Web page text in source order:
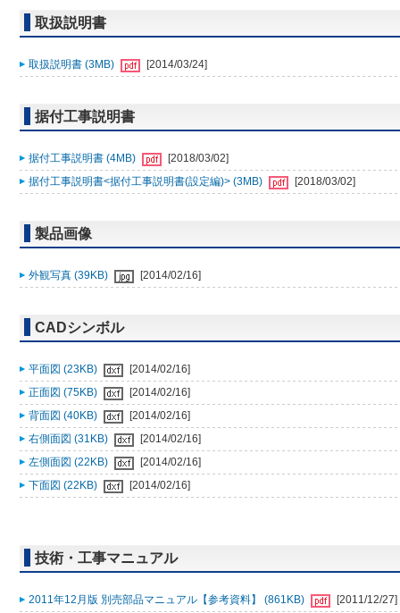
取扱説明書
取扱説明書 (3MB) [2014/03/24]
据付工事説明書
据付工事説明書 (4MB)
[2018/03/02]
据付工事説明書<据付工事説明書(設定編)> (3MB)
[2018/03/02]
製品画像
外観写真 (39KB) [2014/02/16]
CADシンボル
平面図 (23KB)
[2014/02/16]
正面図 (75KB)
[2014/02/16]
背面図 (40KB)
[2014/02/16]
右側面図 (31KB)
[2014/02/16]
左側面図 (22KB)
[2014/02/16]
下面図 (22KB)
[2014/02/16]
技術・工事マニュアル
2011年12月版 別売部品マニュアル【参考資料】 (861KB)
[2011/12/27]